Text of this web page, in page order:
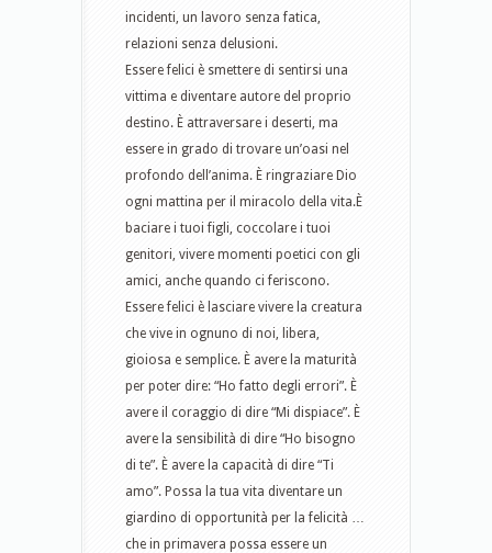
incidenti, un lavoro senza fatica,
relazioni senza delusioni.
Essere felici è smettere di sentirsi una
vittima e diventare autore del proprio
destino. È attraversare i deserti, ma
essere in grado di trovare un’oasi nel
profondo dell’anima. È ringraziare Dio
ogni mattina per il miracolo della vita.È
baciare i tuoi figli, coccolare i tuoi
genitori, vivere momenti poetici con gli
amici, anche quando ci feriscono.
Essere felici è lasciare vivere la creatura
che vive in ognuno di noi, libera,
gioiosa e semplice. È avere la maturità
per poter dire: “Ho fatto degli errori”. È
avere il coraggio di dire “Mi dispiace”. È
avere la sensibilità di dire “Ho bisogno
di te”. È avere la capacità di dire “Ti
amo”. Possa la tua vita diventare un
giardino di opportunità per la felicità …
che in primavera possa essere un